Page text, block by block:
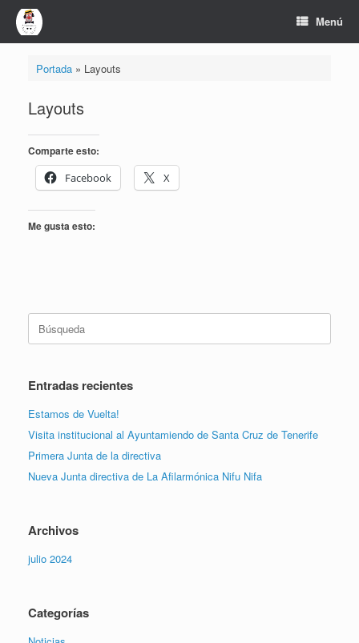
Saltar
contenido
Menú
Portada» Layouts
Layouts
Comparte esto:
Facebook
X
Me gusta esto:
Buscar:
Entradas recientes
Estamos de Vuelta!
Visita institucional al Ayuntamiendo de Santa Cruz de Tenerife
Primera Junta de la directiva
Nueva Junta directiva de La Afilarmónica Nifu Nifa
Archivos
julio 2024
Categorías